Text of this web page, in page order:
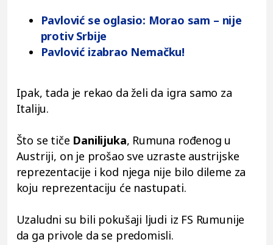
Pavlović se oglasio: Morao sam – nije
protiv Srbije
Pavlović izabrao Nemačku!
Ipak, tada je rekao da želi da igra samo za
Italiju.
Što se tiče Danilijuka, Rumuna rođenog u
Austriji, on je prošao sve uzraste austrijske
reprezentacije i kod njega nije bilo dileme za
koju reprezentaciju će nastupati.
Uzaludni su bili pokušaji ljudi iz FS Rumunije
da ga privole da se predomisli.